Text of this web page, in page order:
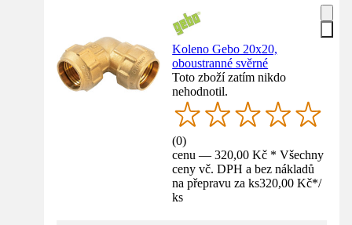
Koleno Gebo 20x20,
oboustranné svěrné
Toto zboží zatím nikdo
nehodnotil.
(0)
cenu — 320,00 Kč * Všechny
ceny vč. DPH a bez nákladů
na přepravu za ks320,00 Kč*/
ks